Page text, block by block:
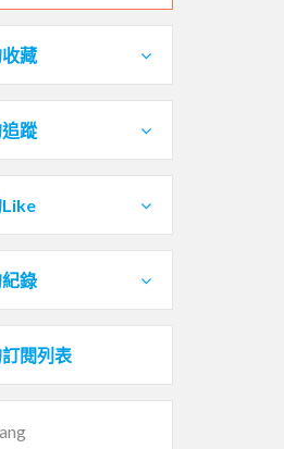
藏
蹤
錄
閱列表